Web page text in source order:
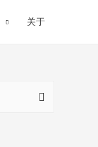
关于